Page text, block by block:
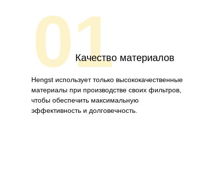
01Качество материалов
Hengst использует только высококачественные
материалы при производстве своих фильтров,
чтобы обеспечить максимальную
эффективность и долговечность.